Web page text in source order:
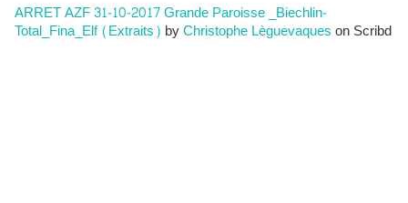
ARRET AZF 31-10-2017 Grande Paroisse _Biechlin-
Total_Fina_Elf (Extraits) by Christophe Lèguevaques on Scribd